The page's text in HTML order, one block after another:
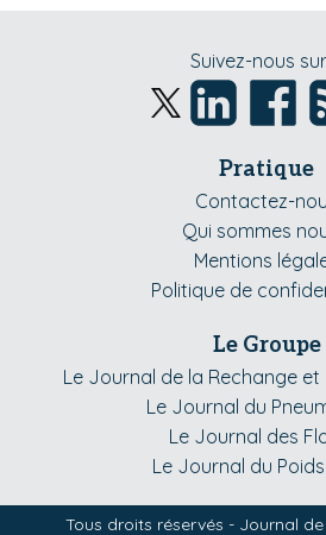
Suivez-nous sur
Pratique
Contactez-
Qui sommes
Mentions
Politique de
Le Groupe
Le Journal de la Rechange
Le Journal du
Le Journal des
Le Journal du
Tous droits réservés - Journal